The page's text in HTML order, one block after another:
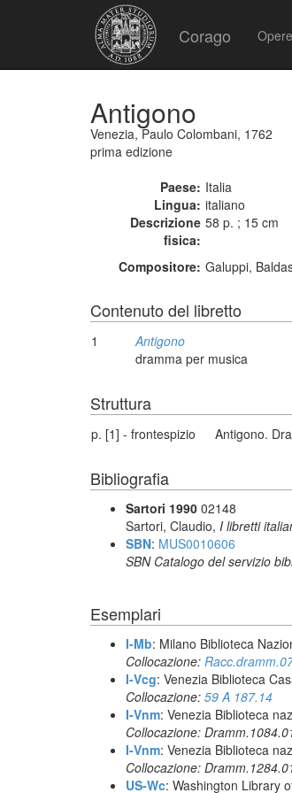
Corago Opere
Antigono
Venezia, Paulo Colombani, 1762
prima edizione
Paese: Italia
Lingua: italiano
Descrizione
fisica:
58 p. ; 15 cm
Compositore: Galuppi,
Contenuto del libretto
1
Antigono
dramma per musica
Struttura
p. [1] - frontespizio Antigono.
Bibliografia
Sartori 1990 02148
Sartori, Claudio, I libretti
SBN: MUS0010606
SBN Catalogo del servizio
Esemplari
I-Mb: Milano Biblioteca
Collocazione:
I-Vcg: Venezia Biblioteca
Collocazione: 59 A 187.14
I-Vnm: Venezia Biblioteca
Collocazione:
I-Vnm: Venezia Biblioteca
Collocazione:
US-Wc: Washington Library